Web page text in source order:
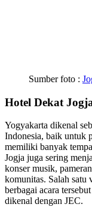
Sumber foto :
Hotel Dekat
Yogyakarta dikenal
Indonesia, baik untuk
memiliki banyak
Jogja juga sering
konser musik,
komunitas. Salah satu
berbagai acara
dikenal dengan JEC.